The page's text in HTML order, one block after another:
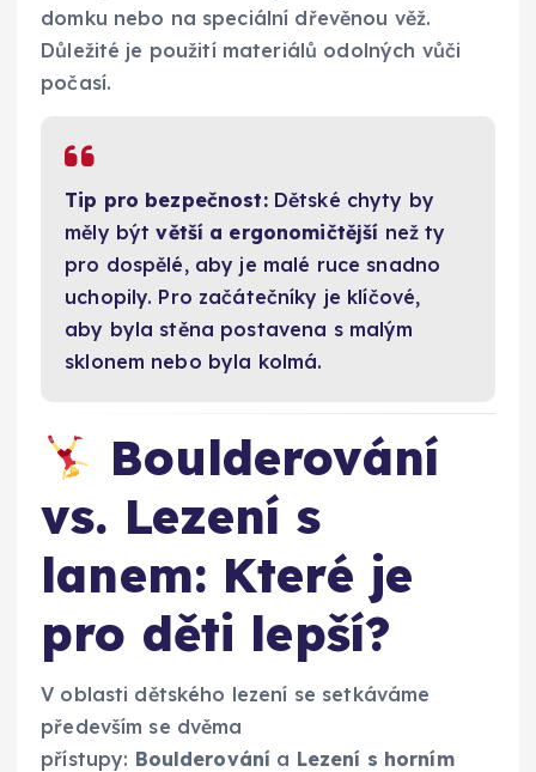
domku nebo na speciální dřevěnou věž.
Důležité je použití materiálů odolných vůči
počasí.
Tip pro bezpečnost:Dětské chyty by
měly býtvětší a ergonomičtější než ty
pro dospělé, aby je malé ruce snadno
uchopily. Pro začátečníky je klíčové,
aby byla stěna postavena s malým
sklonem nebo byla kolmá.
Boulderování
vs. Lezení s
lanem: Které je
pro děti lepší?
V oblasti dětského lezení se setkáváme
především se dvěma
přístupy: Boulderování a Lezení s horním